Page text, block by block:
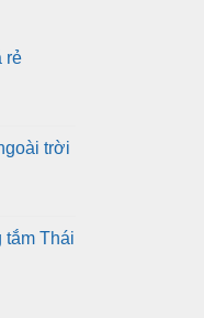
rẻ
trời
tắm Thái